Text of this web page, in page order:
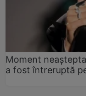
Moment
a fost întreruptă